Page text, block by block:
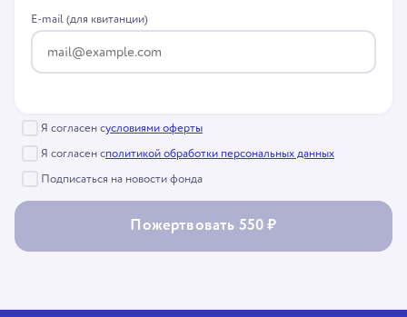
E-mail (для квитанции)
Я согласен сусловиями оферты
Я согласен сполитикой обработки персональных данных
Подписаться на новости фонда
Пожертвовать 550 ₽